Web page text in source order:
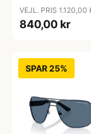
Polariserede
VEJL. PRIS 1.120,00
840,00 kr
SPAR 25%